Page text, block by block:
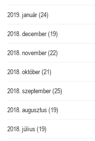
2019. január(24)
2018. december(19)
2018. november(22)
2018. október(21)
2018. szeptember(25)
2018. augusztus(19)
2018. július(19)